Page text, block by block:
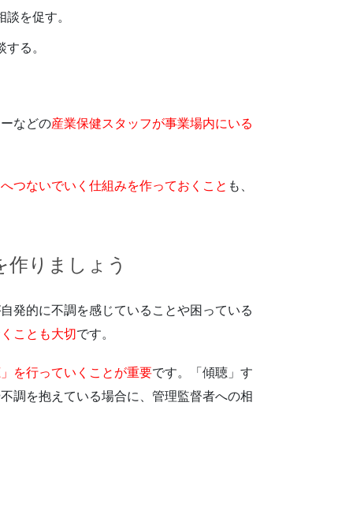
を促す。
る。
などの産業保健スタッフが事業場内にいる
つないでいく仕組みを作っておくこと も、
作りましょう
発的に不調を感じていることや困っている
ことも大切です。
を行っていくことが重要です。「傾聴」す
調を抱えている場合に、管理監督者への相